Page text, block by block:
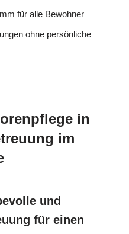
für alle Bewohner
ohne persönliche
in
im
und
für einen